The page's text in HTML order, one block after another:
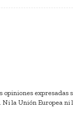
expresadas
la Unión Europea ni